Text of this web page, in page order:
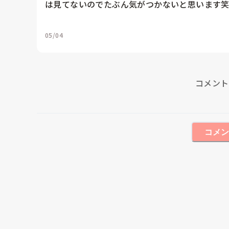
は見てないのでたぶん気がつかないと思います笑
05/04
コメン
コメ